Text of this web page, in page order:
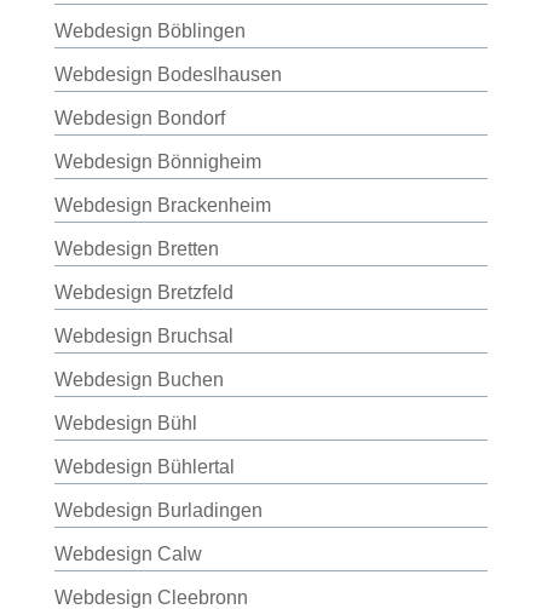
Webdesign Böblingen
Webdesign Bodeslhausen
Webdesign Bondorf
Webdesign Bönnigheim
Webdesign Brackenheim
Webdesign Bretten
Webdesign Bretzfeld
Webdesign Bruchsal
Webdesign Buchen
Webdesign Bühl
Webdesign Bühlertal
Webdesign Burladingen
Webdesign Calw
Webdesign Cleebronn